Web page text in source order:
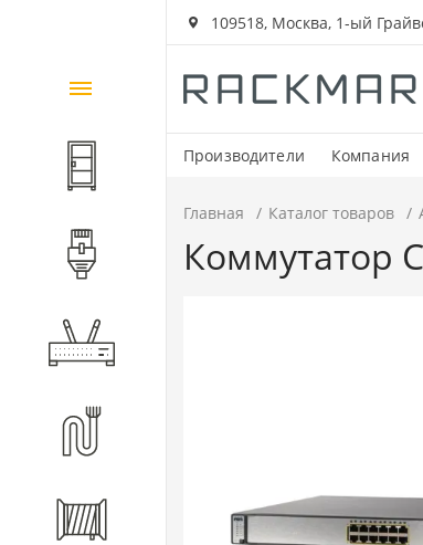
109518, Москва, 1-ый
Производители Компания
Каталог
товаров
Шкафы и стойки
Компоненты СКС
Главная Каталог товаров
Коммутатор